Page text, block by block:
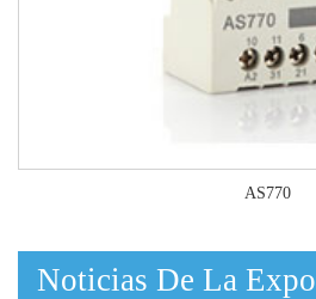
AS770
Noticias De La